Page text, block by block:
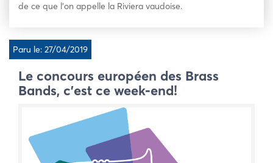
de ce que l’on appelle la Riviera vaudoise.
Paru le: 27/04/2019
Le concours européen des Brass
Bands, c’est ce week-end!